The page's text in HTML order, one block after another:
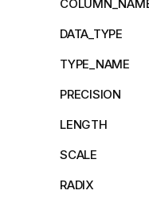
DATA_TYPE
TYPE_NAME
PRECISION
LENGTH
SCALE
RADIX